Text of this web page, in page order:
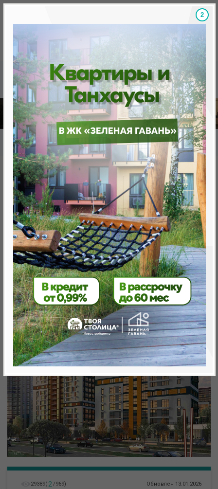
Скидки на новостройки, бонусы Готовые
Главная База новостроек Минска «Минск Мир»
7.7 "Пальма-де-Майорка", квартал «Средиземноморский»
7.7 "Пальма-де-Майорка",
квартал «Средиземноморский»
нет в продаже
Минск, Октябрьский, ул. Братская 5
метро «Ковальская Слобода», 566 м
Объект реализован
29389( 2 /969) Обновлен 13.01.2026
1